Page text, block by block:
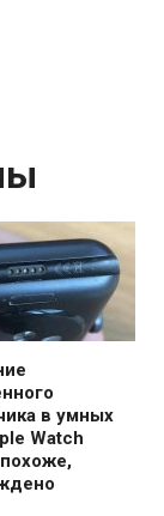
в умных
Watch